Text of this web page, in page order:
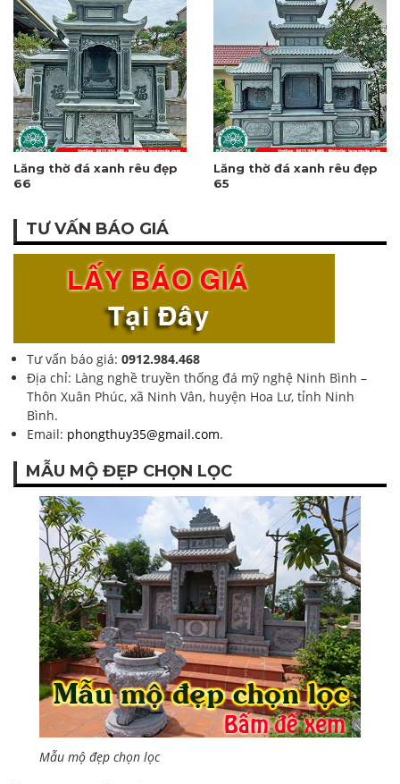
Lăng thờ đá xanh rêu đẹp
66
Lăng thờ đá xanh rêu đẹp
65
TƯ VẤN BÁO GIÁ
Tư vấn báo giá: 0912.984.468
Địa chỉ: Làng nghề truyền thống đá mỹ nghệ Ninh Bình –
Thôn Xuân Phúc, xã Ninh Vân, huyện Hoa Lư, tỉnh Ninh
Bình.
Email: phongthuy35@gmail.com.
MẪU MỘ ĐẸP CHỌN LỌC
Mẫu mộ đẹp chọn lọc